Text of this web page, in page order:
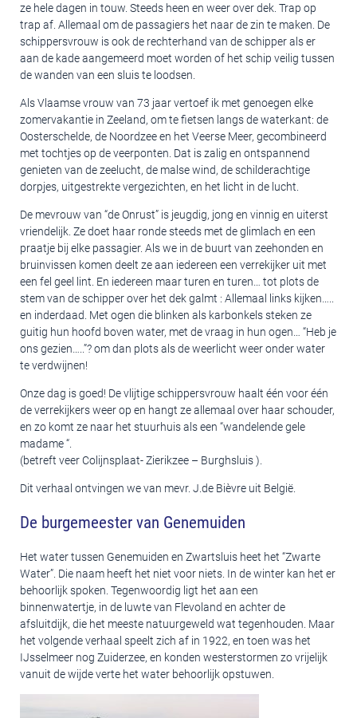
ze hele dagen in touw. Steeds heen en weer over dek. Trap op
trap af. Allemaal om de passagiers het naar de zin te maken. De
schippersvrouw is ook de rechterhand van de schipper als er
aan de kade aangemeerd moet worden of het schip veilig tussen
de wanden van een sluis te loodsen.
Als Vlaamse vrouw van 73 jaar vertoef ik met genoegen elke
zomervakantie in Zeeland, om te fietsen langs de waterkant: de
Oosterschelde, de Noordzee en het Veerse Meer, gecombineerd
met tochtjes op de veerponten. Dat is zalig en ontspannend
genieten van de zeelucht, de malse wind, de schilderachtige
dorpjes, uitgestrekte vergezichten, en het licht in de lucht.
De mevrouw van “de Onrust” is jeugdig, jong en vinnig en uiterst
vriendelijk. Ze doet haar ronde steeds met de glimlach en een
praatje bij elke passagier. Als we in de buurt van zeehonden en
bruinvissen komen deelt ze aan iedereen een verrekijker uit met
een fel geel lint. En iedereen maar turen en turen… tot plots de
stem van de schipper over het dek galmt : Allemaal links kijken…..
en inderdaad. Met ogen die blinken als karbonkels steken ze
guitig hun hoofd boven water, met de vraag in hun ogen… “Heb je
ons gezien…..”? om dan plots als de weerlicht weer onder water
te verdwijnen!
Onze dag is goed! De vlijtige schippersvrouw haalt één voor één
de verrekijkers weer op en hangt ze allemaal over haar schouder,
en zo komt ze naar het stuurhuis als een “wandelende gele
madame “.
(betreft veer Colijnsplaat- Zierikzee – Burghsluis ).
Dit verhaal ontvingen we van mevr. J.de Bièvre uit België.
De burgemeester van Genemuiden
Het water tussen Genemuiden en Zwartsluis heet het “Zwarte
Water”. Die naam heeft het niet voor niets. In de winter kan het er
behoorlijk spoken. Tegenwoordig ligt het aan een
binnenwatertje, in de luwte van Flevoland en achter de
afsluitdijk, die het meeste natuurgeweld wat tegenhouden. Maar
het volgende verhaal speelt zich af in 1922, en toen was het
IJsselmeer nog Zuiderzee, en konden westerstormen zo vrijelijk
vanuit de wijde verte het water behoorlijk opstuwen.